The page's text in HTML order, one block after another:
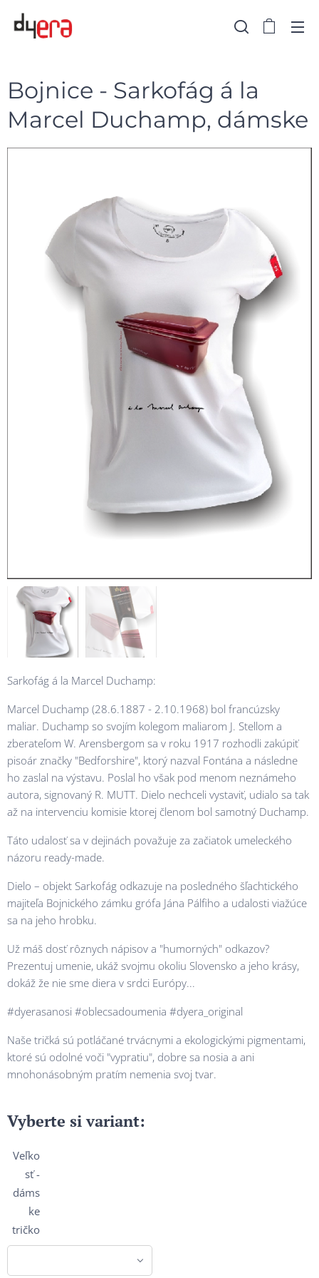
Bojnice - Sarkofág á la
Marcel Duchamp, dámske
Sarkofág á la Marcel Duchamp:
Marcel Duchamp (28.6.1887 - 2.10.1968) bol francúzsky
maliar. Duchamp so svojím kolegom maliarom J. Stellom a
zberateľom W. Arensbergom sa v roku 1917 rozhodli zakúpiť
pisoár značky "Bedforshire", ktorý nazval Fontána a následne
ho zaslal na výstavu. Poslal ho však pod menom neznámeho
autora, signovaný R. MUTT. Dielo nechceli vystaviť, udialo sa tak
až na intervenciu komisie ktorej členom bol samotný Duchamp.
Táto udalosť sa v dejinách považuje za začiatok umeleckého
názoru ready-made.
Dielo – objekt Sarkofág odkazuje na posledného šľachtického
majiteľa Bojnického zámku grófa Jána Pálfiho a udalosti viažúce
sa na jeho hrobku.
Už máš dosť rôznych nápisov a "humorných" odkazov?
Prezentuj umenie, ukáž svojmu okoliu Slovensko a jeho krásy,
dokáž že nie sme diera v srdci Európy...
#dyerasanosi #oblecsadoumenia #dyera_original
Naše tričká sú potláčané trvácnymi a ekologickými pigmentami,
ktoré sú odolné voči "vypratiu", dobre sa nosia a ani
mnohonásobným pratím nemenia svoj tvar.
Vyberte si variant:
Veľko
sť -
dáms
ke
tričko